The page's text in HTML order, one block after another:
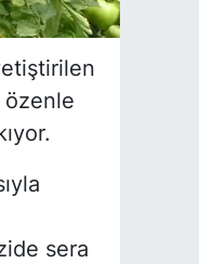
özenle
sera